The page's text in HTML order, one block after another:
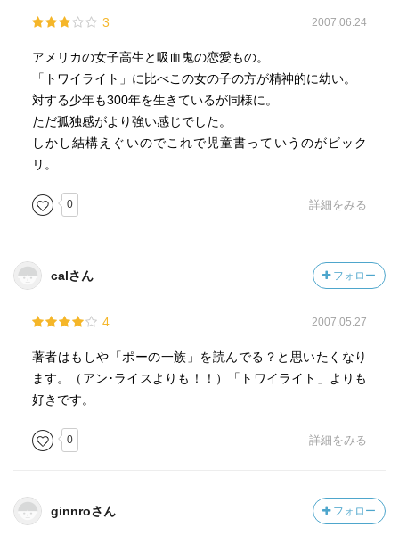
3 2007.06.24
アメリカの女子高生と吸血鬼の恋愛もの。
「トワイライト」に比べこの女の子の方が精神的に幼い。
対する少年も300年を生きているが同様に。
ただ孤独感がより強い感じでした。
しかし結構えぐいのでこれで児童書っていうのがビック
リ。
0 詳細をみる
calさん フォロー
4 2007.05.27
著者はもしや「ポーの一族」を読んでる？と思いたくなり
ます。（アン･ライスよりも！！）「トワイライト」よりも
好きです。
0 詳細をみる
ginnroさん フォロー